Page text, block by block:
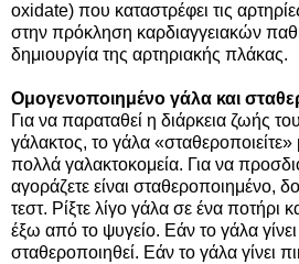
oxidate) που καταστρέφει τις
στην πρόκληση καρδιαγγειακών
δημιουργία της αρτηριακής πλάκας.
Ομογενοποιημένο γάλα και
Για να παραταθεί η διάρκεια ζωής
γάλακτος, το γάλα «σταθεροποιείτε»
πολλά γαλακτοκομεία. Για να
αγοράζετε είναι σταθεροποιημένο,
τεστ. Ρίξτε λίγο γάλα σε ένα ποτήρι
έξω από το ψυγείο. Εάν το γάλα γίνει
σταθεροποιηθεί. Εάν το γάλα γίνει